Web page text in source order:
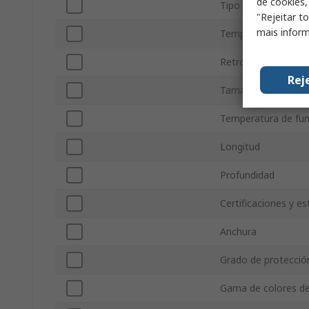
Tipo de puerto
Temperatura de
Retroiluminación
Tamaño diagonal
Temperatura de
Longitud
Profundidad
Certificaciones y
Anchura
Grado de
Gama de colores
"Rejeitar
mais